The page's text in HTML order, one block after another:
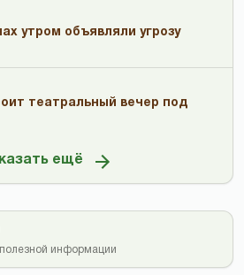
утром объявляли угрозу
театральный вечер под
ещё
информации